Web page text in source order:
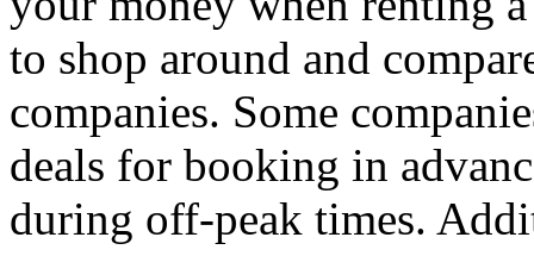
to shop around and
companies. Some
deals for booking in
during off-peak times.